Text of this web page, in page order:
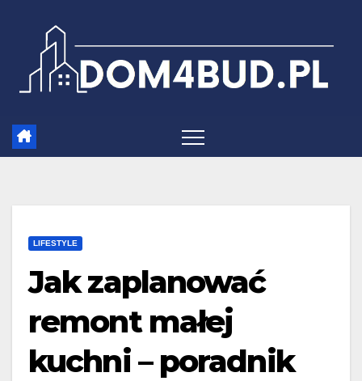
LIFESTYLE
Jak zaplanować
remont małej
kuchni – poradnik